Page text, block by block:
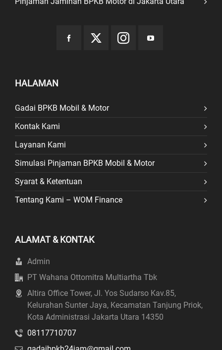
HALAMAN
Gadai BPKB Mobil & Motor
Kontak Kami
Layanan Kami
Simulasi Pinjaman BPKB Mobil & Motor
Syarat & Ketentuan
Tentang Kami – WOM Finance
ALAMAT & KONTAK
Admin
PT Wahana Ottomitra Multiartha Tbk
Altira Office Tower, Jl. Yos Sudarso Kav.85,
Kelurahan Sunter Jaya, Kecamatan Tanjung Priok,
Kota Administrasi Jakarta Utara 14350
08117710707